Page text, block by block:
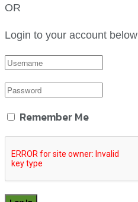
OR
Login to your account below
Remember Me